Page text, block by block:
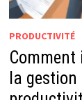
PRODUCTIVITÉ
la